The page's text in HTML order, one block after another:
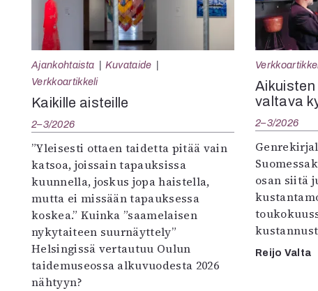
Ajankohtaista
Kuvataide
Verkkoartikkeli
Kaikille aisteille
2–3/2026
”Yleisesti ottaen taidetta pitää vain
katsoa, joissain tapauksissa
kuunnella, joskus jopa haistella,
mutta ei missään tapauksessa
koskea.” Kuinka ”saamelaisen
nykytaiteen suurnäyttely”
Helsingissä vertautuu Oulun
taidemuseossa alkuvuodesta 2026
nähtyyn?
valtava
2–3/2026
osan siitä
Reijo Valta